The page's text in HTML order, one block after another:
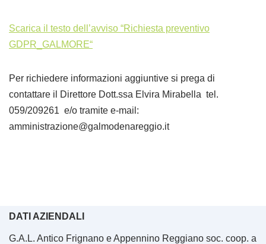
Scarica il testo dell’avviso “Richiesta preventivo
GDPR_GALMORE“
Per richiedere informazioni aggiuntive si prega di
contattare il Direttore Dott.ssa Elvira Mirabella tel.
059/209261 e/o tramite e-mail:
amministrazione@galmodenareggio.it
DATI AZIENDALI
G.A.L. Antico Frignano e Appennino Reggiano soc. coop. a